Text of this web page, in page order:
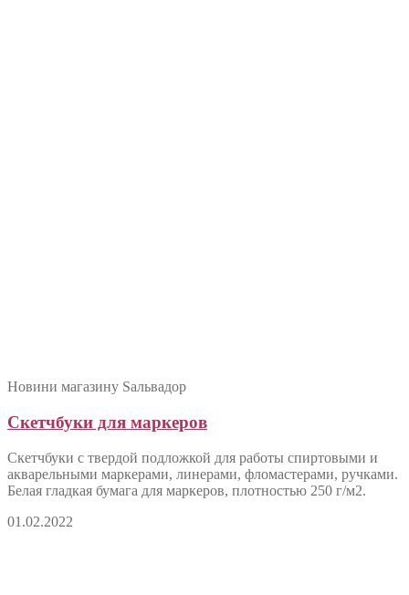
Новини магазину Sальвадор
Скетчбуки для маркеров
Скетчбуки с твердой подложкой для работы спиртовыми и
акварельными маркерами, линерами, фломастерами, ручками.
Белая гладкая бумага для маркеров, плотностью 250 г/м2.
01.02.2022